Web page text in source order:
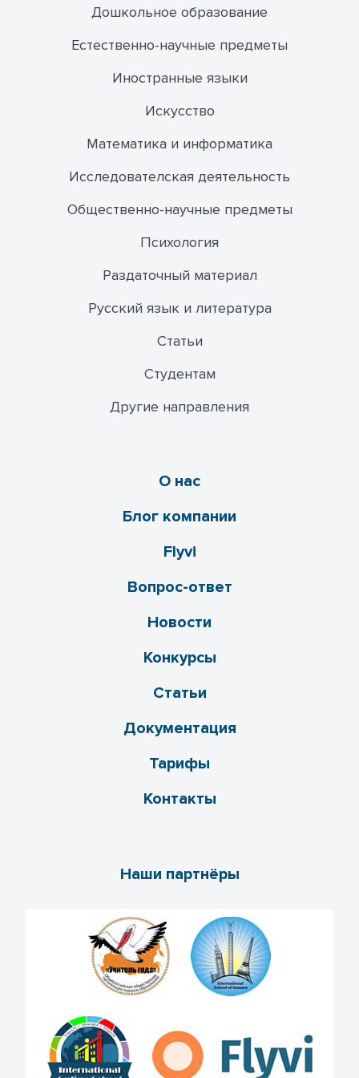
Дошкольное образование
Естественно-научные предметы
Иностранные языки
Искусство
Математика и информатика
Исследователская деятельность
Общественно-научные предметы
Психология
Раздаточный материал
Русский язык и литература
Статьи
Студентам
Другие направления
О нас
Блог компании
Flyvi
Вопрос-ответ
Новости
Конкурсы
Статьи
Документация
Тарифы
Контакты
Наши партнёры